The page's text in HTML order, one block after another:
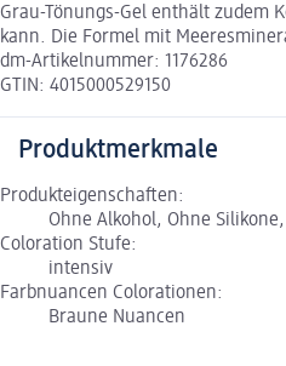
Grau-Tönungs-Gel enthält zudem
kann. Die Formel mit
dm-Artikelnummer: 1176286
GTIN: 4015000529150
Produktmerkmale
Produkteigenschaften:
Ohne Alkohol, Ohne
Coloration Stufe:
intensiv
Farbnuancen Colorationen:
Braune Nuancen